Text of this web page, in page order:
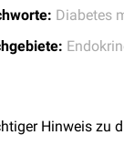
Diabetes
Hinweis zu